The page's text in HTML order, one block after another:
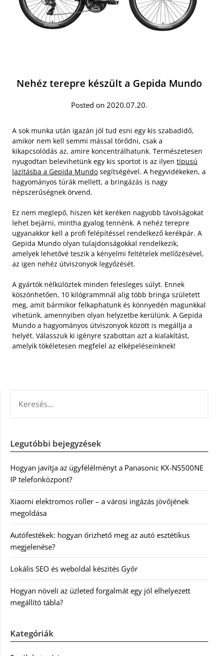
Nehéz terepre készült a Gepida Mundo
Posted on 2020.07.20.
A sok munka után igazán jól tud esni egy kis szabadidő,
amikor nem kell semmi mással törődni, csak a
kikapcsolódás az, amire koncentrálhatunk. Természetesen
nyugodtan belevihetünk egy kis sportot is az ilyen típusú
lazításba a Gepida Mundo segítségével. A hegyvidékeken, a
hagyományos túrák mellett, a bringázás is nagy
népszerűségnek örvend.
Ez nem meglepő, hiszen két keréken nagyobb távolságokat
lehet bejárni, mintha gyalog tennénk. A nehéz terepre
ugyanakkor kell a profi felépítéssel rendelkező kerékpár. A
Gepida Mundo olyan tulajdonságokkal rendelkezik,
amelyek lehetővé teszik a kényelmi feltételek mellőzésével,
az igen nehéz útviszonyok legyőzését.
A gyártók nélkülöztek minden felesleges súlyt. Ennek
köszönhetően, 10 kilógrammnál alig több bringa született
meg, amit bármikor felkaphatunk és könnyedén magunkkal
vihetünk, amennyiben olyan helyzetbe kerülünk. A Gepida
Mundo a hagyományos útviszonyok között is megállja a
helyét. Válasszuk ki igényre szabottan azt a kialakítást,
amelyik tökéletesen megfelel az elképeléseinknek!
Legutóbbi bejegyzések
Hogyan javítja az ügyfélélményt a Panasonic KX-NS500NE
IP telefonközpont?
Xiaomi elektromos roller – a városi ingázás jövőjének
megoldása
Autófestékek: hogyan őrizhető meg az autó esztétikus
megjelenése?
Lokális SEO és weboldal készítés Győr
Hogyan növeli az üzleted forgalmát egy jól elhelyezett
megállító tábla?
Kategóriák